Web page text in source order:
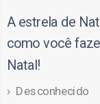
A estrela de
como você
Natal!
Desconhecido